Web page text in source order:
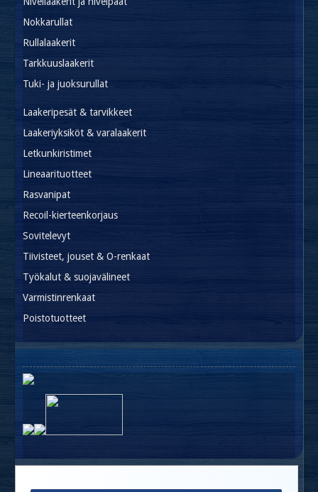
Nokkarullat
Rullalaakerit
Tarkkuuslaakerit
Tuki- ja juoksurullat
Laakeripesät & tarvikkeet
Laakeriyksiköt & varalaakerit
Letkunkiristimet
Lineaarituotteet
Rasvanipat
Recoil-kierteenkorjaus
Sovitelevyt
Tiivisteet, jouset & O-renkaat
Työkalut & suojavälineet
Varmistinrenkaat
Poistotuotteet